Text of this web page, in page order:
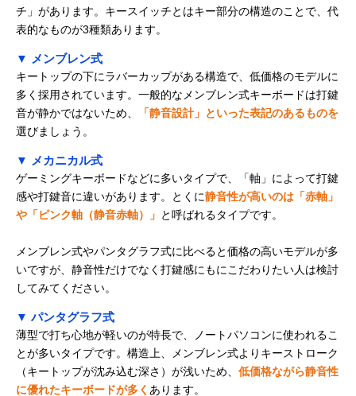
BSKBW328SBK
Amazonで見る
SteelSeries Apex
チ」があります。キースイッチとはキー部分の構造のことで、代
表的なものが3種類あります。
▼ メンブレン式
キートップの下にラバーカップがある構造で、低価格のモデルに
多く採用されています。一般的なメンブレン式キーボードは打鍵
音が静かではないため、
「静音設計」といった表記のあるものを
選びましょう。
▼ メカニカル式
ゲーミングキーボードなどに多いタイプで、「軸」によって打鍵
感や打鍵音に違いがあります。とくに静音性が高いのは「赤軸」
や「ピンク軸（静音赤軸）」 と呼ばれるタイプです。
メンブレン式やパンタグラフ式に比べると価格の高いモデルが多
いですが、静音性だけでなく打鍵感にもにこだわりたい人は検討
してみてください。
▼ パンタグラフ式
薄型で打ち心地が軽いのが特長で、ノートパソコンに使われるこ
とが多いタイプです。構造上、メンブレン式よりキーストローク
（キートップが沈み込む深さ）が浅いため、 低価格ながら静音性
に優れたキーボードが多く あります。